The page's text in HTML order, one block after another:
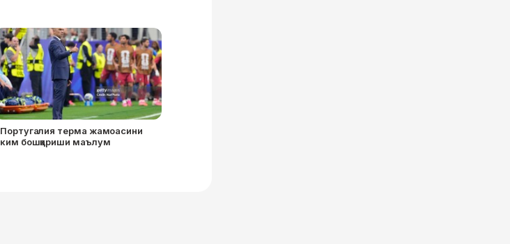
Португалия терма жамоасини
ким бошқариши маълум